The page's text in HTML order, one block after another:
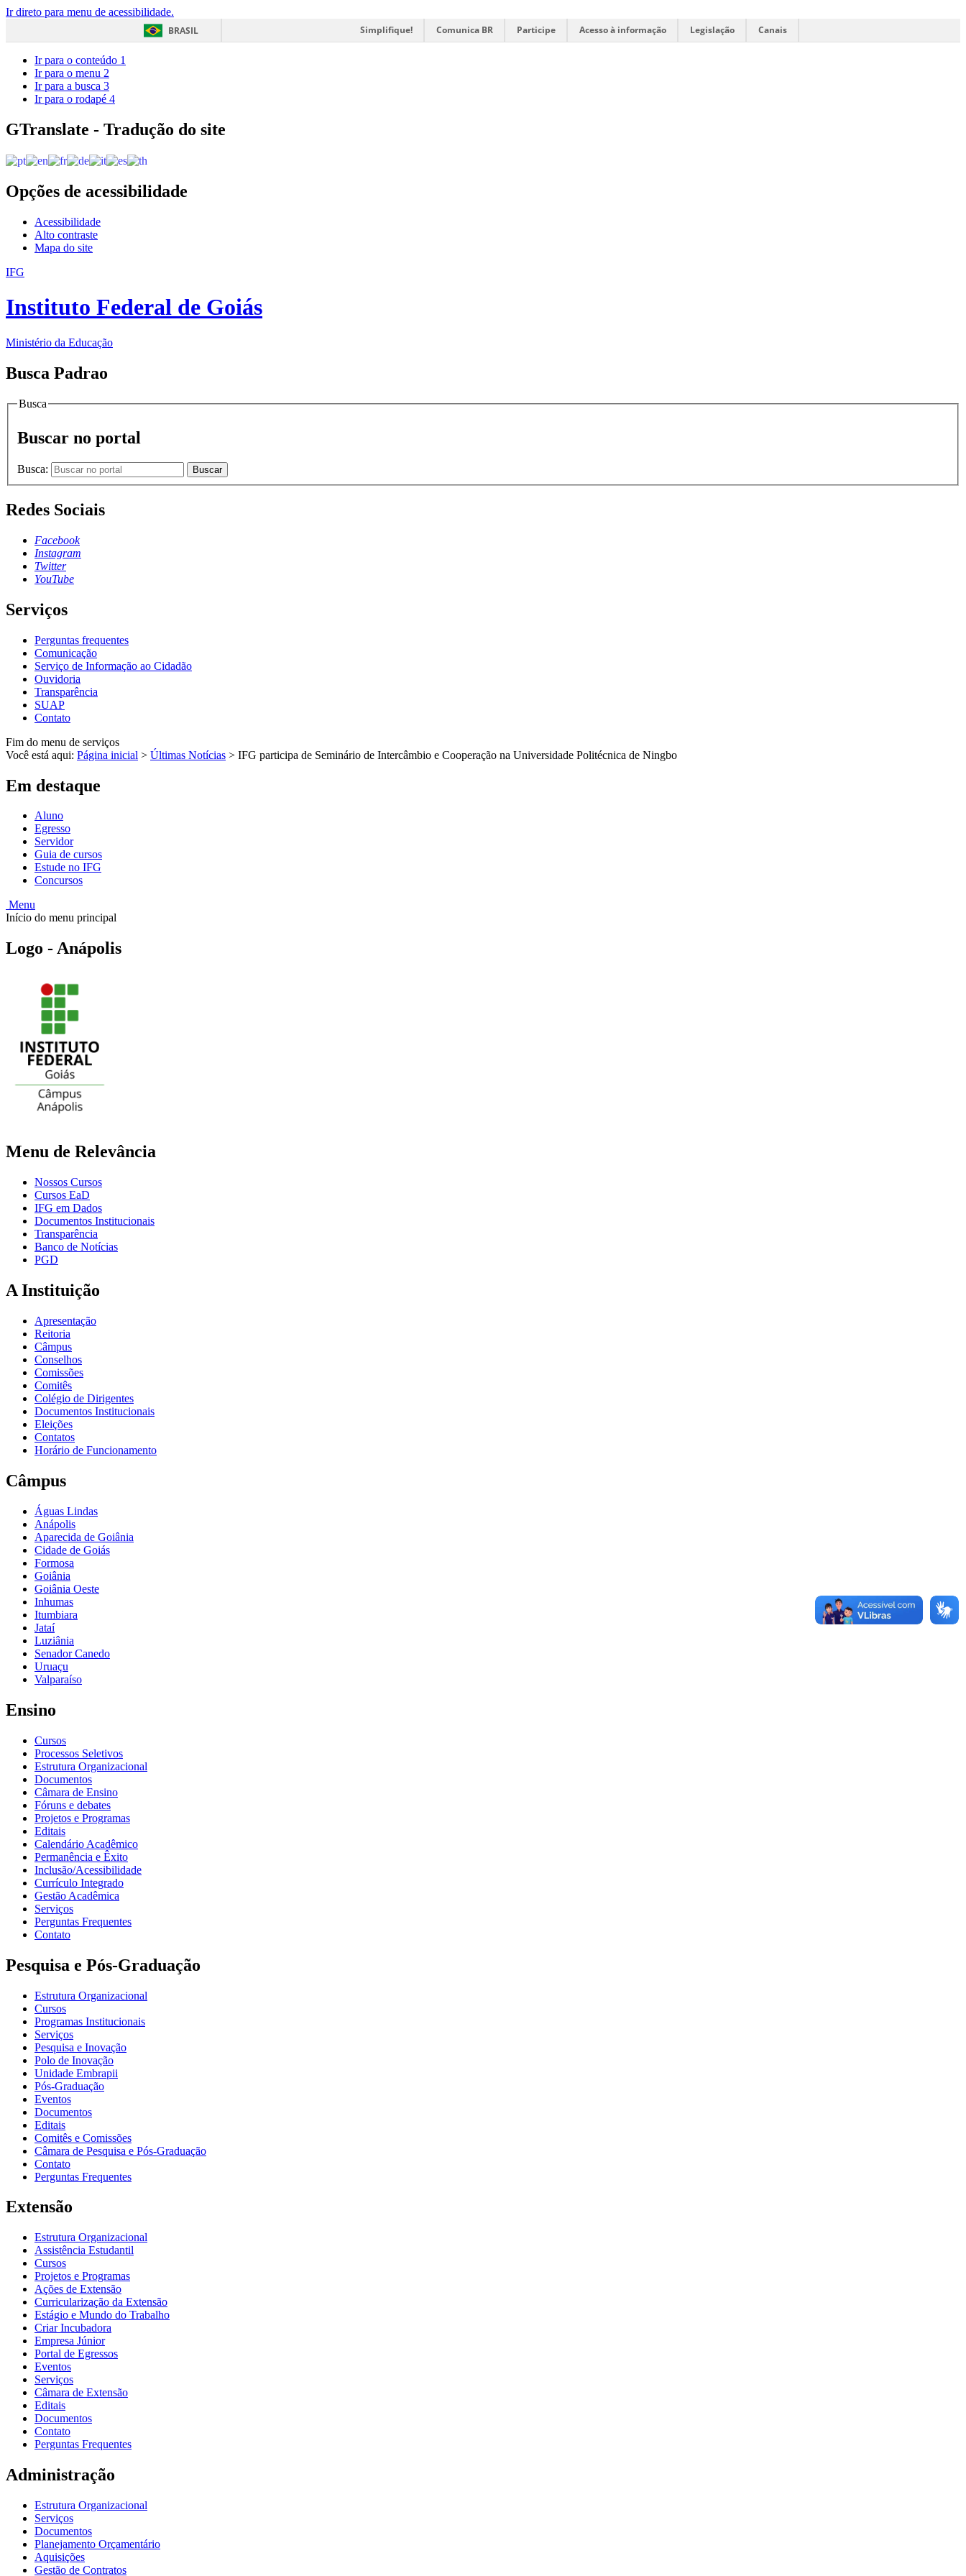
Ir direto para menu de acessibilidade.
BRASIL
Simplifique! Comunica BR Participe Acesso à informação Legislação Canais
Ir para o conteúdo 1
Ir para o menu 2
Ir para a busca 3
Ir para o rodapé 4
GTranslate - Tradução do site
Opções de acessibilidade
Acessibilidade
Alto contraste
Mapa do site
IFG
Instituto Federal de Goiás
Ministério da Educação
Busca Padrao
Busca
Buscar no portal
Busca: Buscar
Redes Sociais
Facebook
Instagram
Twitter
YouTube
Serviços
Perguntas frequentes
Comunicação
Serviço de Informação ao Cidadão
Ouvidoria
Transparência
SUAP
Contato
Fim do menu de serviços
Você está aqui: Página inicial > Últimas Notícias > IFG participa de Seminário de Intercâmbio e Cooperação na Universidade Politécnica de Ningbo
Em destaque
Aluno
Egresso
Servidor
Guia de cursos
Estude no IFG
Concursos
Menu
Início do menu principal
Logo - Anápolis
Menu de Relevância
Nossos Cursos
Cursos EaD
IFG em Dados
Documentos Institucionais
Transparência
Banco de Notícias
PGD
A Instituição
Apresentação
Reitoria
Câmpus
Conselhos
Comissões
Comitês
Colégio de Dirigentes
Documentos Institucionais
Eleições
Contatos
Horário de Funcionamento
Câmpus
Águas Lindas
Anápolis
Aparecida de Goiânia
Cidade de Goiás
Formosa
Goiânia
Goiânia Oeste
Inhumas
Itumbiara
Jataí
Luziânia
Senador Canedo
Uruaçu
Valparaíso
Ensino
Cursos
Processos Seletivos
Estrutura Organizacional
Documentos
Câmara de Ensino
Fóruns e debates
Projetos e Programas
Editais
Calendário Acadêmico
Permanência e Êxito
Inclusão/Acessibilidade
Currículo Integrado
Gestão Acadêmica
Serviços
Perguntas Frequentes
Contato
Pesquisa e Pós-Graduação
Estrutura Organizacional
Cursos
Programas Institucionais
Serviços
Pesquisa e Inovação
Polo de Inovação
Unidade Embrapii
Pós-Graduação
Eventos
Documentos
Editais
Comitês e Comissões
Câmara de Pesquisa e Pós-Graduação
Contato
Perguntas Frequentes
Extensão
Estrutura Organizacional
Assistência Estudantil
Cursos
Projetos e Programas
Ações de Extensão
Curricularização da Extensão
Estágio e Mundo do Trabalho
Criar Incubadora
Empresa Júnior
Portal de Egressos
Eventos
Serviços
Câmara de Extensão
Editais
Documentos
Contato
Perguntas Frequentes
Administração
Estrutura Organizacional
Serviços
Documentos
Planejamento Orçamentário
Aquisições
Gestão de Contratos